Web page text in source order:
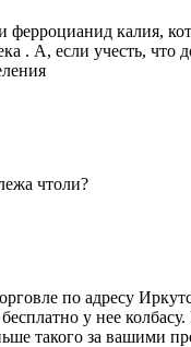
ферроцианид
если учесть, что
чтоли?
по адресу
у нее
такого за вашими